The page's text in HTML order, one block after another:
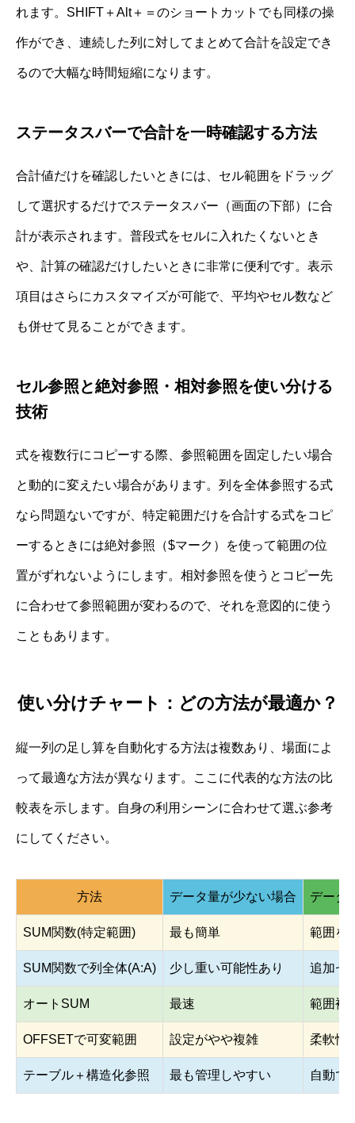
れます。SHIFT＋Alt＋＝のショートカットでも同様の操
作ができ、連続した列に対してまとめて合計を設定でき
るので大幅な時間短縮になります。
ステータスバーで合計を一時確認する方法
合計値だけを確認したいときには、セル範囲をドラッグ
して選択するだけでステータスバー（画面の下部）に合
計が表示されます。普段式をセルに入れたくないとき
や、計算の確認だけしたいときに非常に便利です。表示
項目はさらにカスタマイズが可能で、平均やセル数など
も併せて見ることができます。
セル参照と絶対参照・相対参照を使い分ける
技術
式を複数行にコピーする際、参照範囲を固定したい場合
と動的に変えたい場合があります。列を全体参照する式
なら問題ないですが、特定範囲だけを合計する式をコピ
ーするときには絶対参照（$マーク）を使って範囲の位
置がずれないようにします。相対参照を使うとコピー先
に合わせて参照範囲が変わるので、それを意図的に使う
こともあります。
使い分けチャート：どの方法が最適か？
縦一列の足し算を自動化する方法は複数あり、場面によ
って最適な方法が異なります。ここに代表的な方法の比
較表を示します。自身の利用シーンに合わせて選ぶ参考
にしてください。
方法 データ量が少ない場合 データ
SUM関数(特定範囲) 最も簡単 範囲を
SUM関数で列全体(A:A) 少し重い可能性あり 追加セ
オートSUM 最速 範囲補
OFFSETで可変範囲 設定がやや複雑 柔軟性
テーブル＋構造化参照 最も管理しやすい 自動で